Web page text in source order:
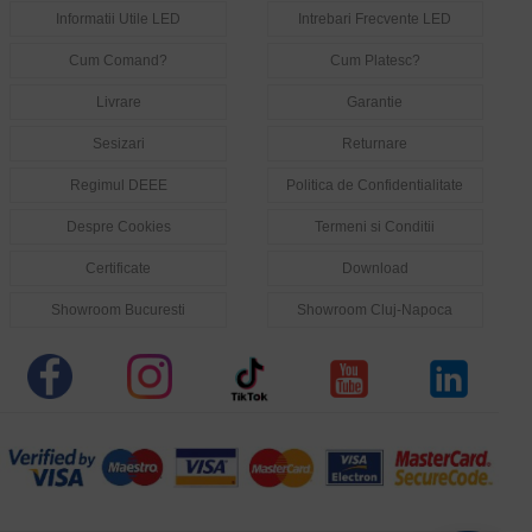
Informatii Utile LED Intrebari Frecvente LED
Cum Comand? Cum Platesc?
Livrare Garantie
Sesizari Returnare
Regimul DEEE Politica de Confidentialitate
Despre Cookies Termeni si Conditii
Certificate Download
Showroom Bucuresti Showroom Cluj-Napoca